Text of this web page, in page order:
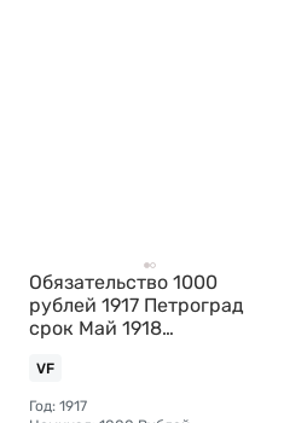
Обязательство 1000
рублей 1917 Петроград
срок Май 1918
конторы ГБ 1919
VF
Год: 1917